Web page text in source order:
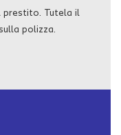
prestito. Tutela il
polizza.